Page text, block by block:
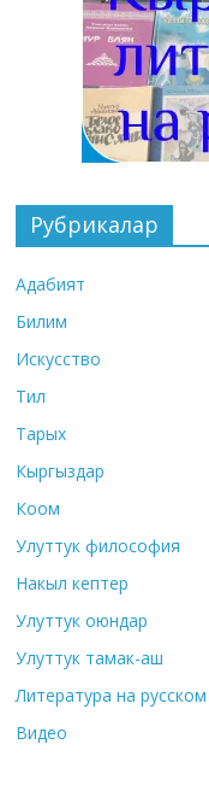
Рубрикалар
Адабият
Билим
Искусство
Тил
Тарых
Кыргыздар
Коом
Улуттук философия
Накыл кептер
Улуттук оюндар
Улуттук тамак-аш
Литература на русском
Видео